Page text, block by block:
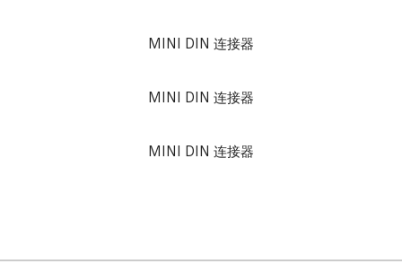
MINI DIN 连接器
MINI DIN 连接器
MINI DIN 连接器